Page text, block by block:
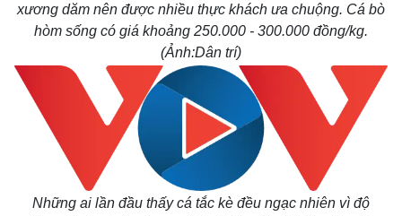
xương dăm nên được nhiều thực khách ưa chuộng. Cá bò
hòm sống có giá khoảng 250.000 - 300.000 đồng/kg.
(Ảnh:Dân trí)
Những ai lần đầu thấy cá tắc kè đều ngạc nhiên vì độ